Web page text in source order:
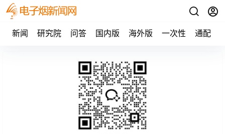
新闻 研究院 问答 国内版 海外版 一次性 通配